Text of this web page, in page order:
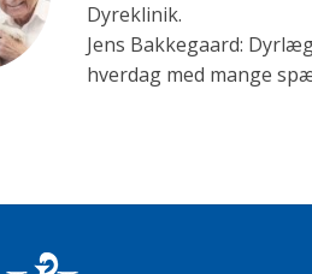
Dyreklinik.
Jens Bakkegaard:
hverdag med mange